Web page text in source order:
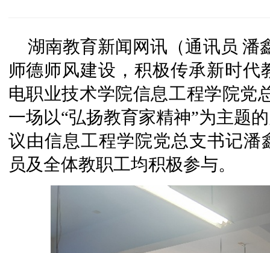
湖南教育新闻网讯（通讯员 潘
师德师风建设，积极传承新时
电职业技术学院信息工程学院党
一场以“弘扬教育家精神”为主题
议由信息工程学院党总支书记
员及全体教职工均积极参与。